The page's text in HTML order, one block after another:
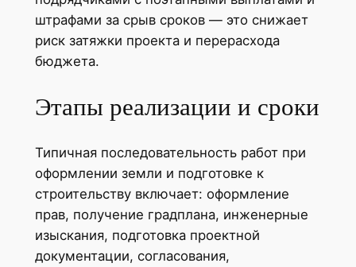
штрафами за срыв сроков — это снижает
риск затяжки проекта и перерасхода
бюджета.
Этапы реализации и сроки
Типичная последовательность работ при
оформлении земли и подготовке к
строительству включает: оформление
прав, получение градплана, инженерные
изыскания, подготовка проектной
документации, согласования,